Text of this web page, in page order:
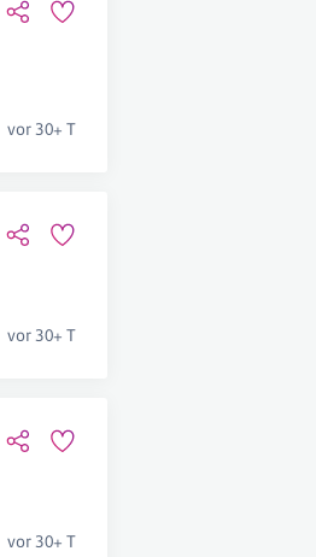
vor 30+ T
vor 30+ T
vor 30+ T